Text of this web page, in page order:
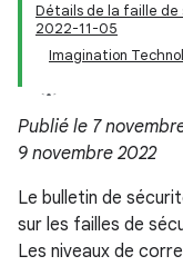
Détails de la faille
2022-11-05
Imagination
Publié le 7
9 novembre 2022
Le bulletin de
sur les failles de
Les niveaux de